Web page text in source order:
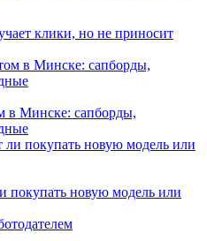
клики, но не приносит
в Минске: сапборды,
покупать новую модель или